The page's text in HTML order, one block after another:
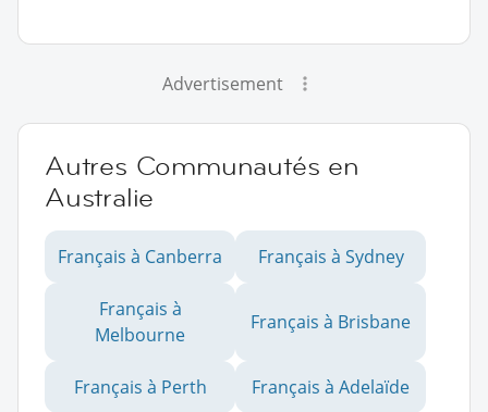
Advertisement
Autres Communautés en
Australie
Français à Canberra Français à Sydney
Français à
Melbourne
Français à Brisbane
Français à Perth Français à Adelaïde